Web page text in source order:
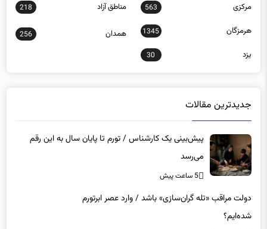
مرکزی 563 مناطق آزاد 218
هرمزگان 1345 همدان 256
یزد 30
جدیدترین مقالات
پیش‌بینی یک کارشناس / تورم تا پایان سال به این رقم
می‌رسد
5 ساعت پیش
دولت مراقب «تله گران‌سازی» باشد / وارد عصر ابرتورم
شده‌ایم؟